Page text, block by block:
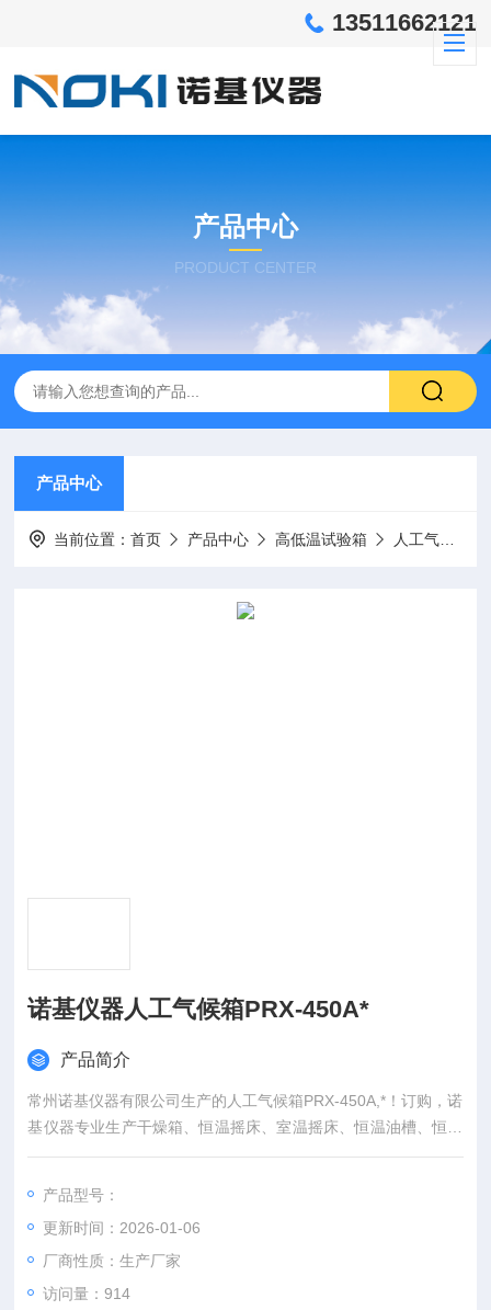
13511662121
产品中心
PRODUCT CENTER
产品中心
当前位置：首页 产品中心 高低温试验箱 人工气候箱
诺基仪器人工气候箱PRX-450A*
产品简介
常州诺基仪器有限公司生产的人工气候箱PRX-450A,*！订购，诺
基仪器专业生产干燥箱、恒温摇床、室温摇床、恒温油槽、恒温
水槽、低温恒温槽、恒温水浴锅、恒温培养箱、人工气候箱、无
超声波细胞破碎仪等仪器。诺基仪器人工气候箱PRX-450A*
产品型号：
更新时间：2026-01-06
厂商性质：生产厂家
访问量：914